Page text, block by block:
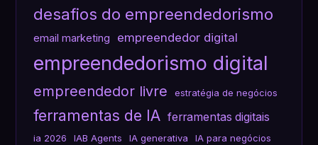
desafios do empreendedorismo
email marketing empreendedor digital
empreendedorismo digital
empreendedor livre estratégia de negócios
ferramentas de IA ferramentas digitais
ia 2026 IAB Agents IA generativa IA para negócios